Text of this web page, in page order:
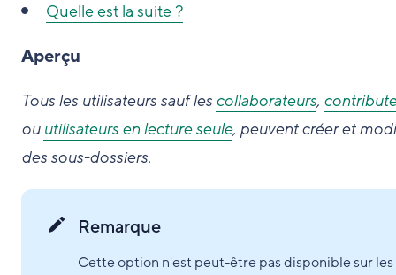
Quelle est la suite ?
Aperçu
Tous les utilisateurs sauf les collaborateurs,
ou utilisateurs en lecture seule, peuvent créer et
des sous-dossiers.
Remarque
Cette option n'est peut-être pas disponible sur les